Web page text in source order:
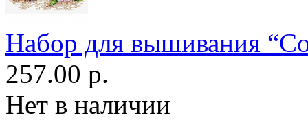
Набор для вышивания
257.00 р.
Нет в наличии